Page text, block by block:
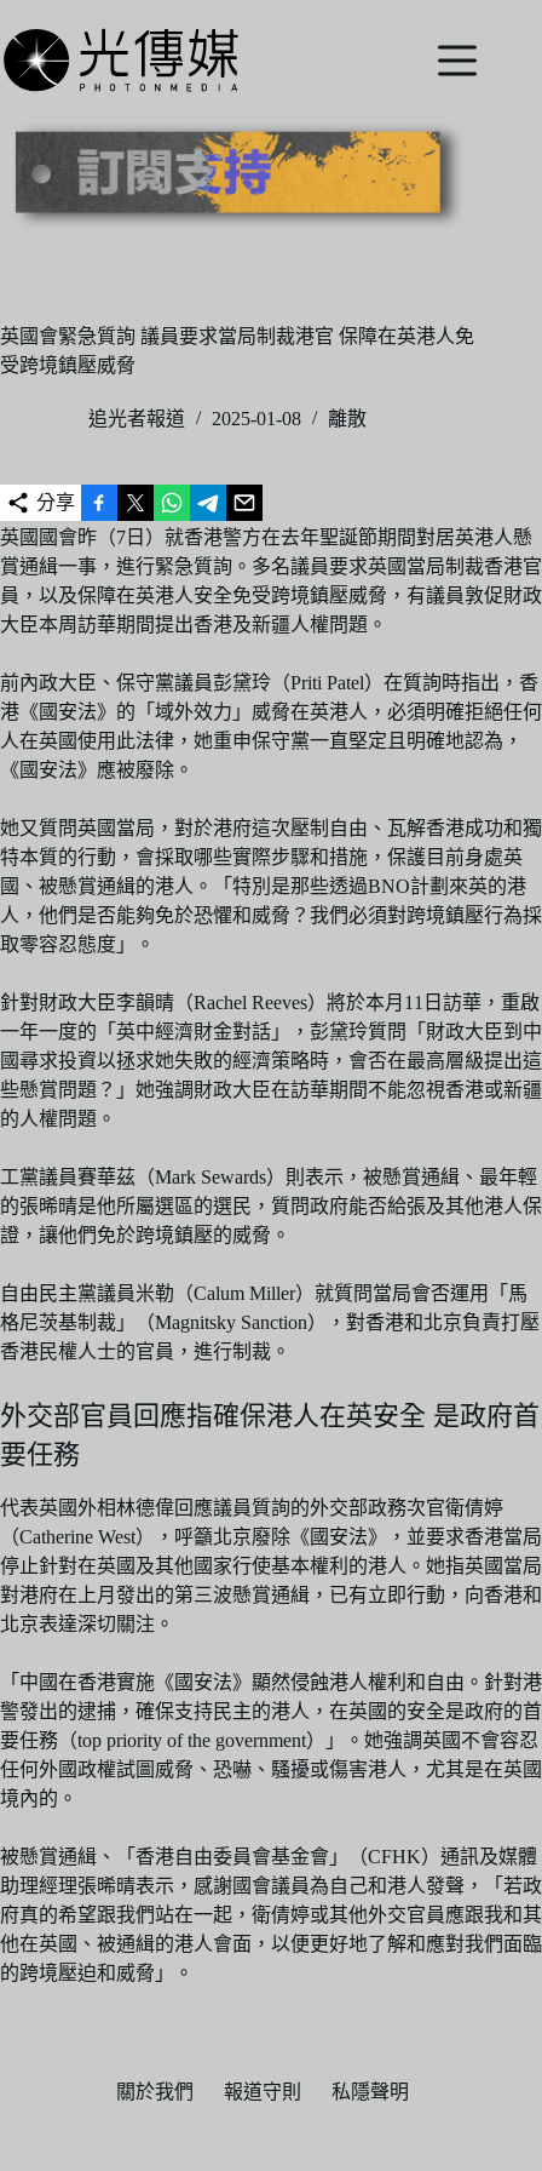
至
主
內
英國會緊急質詢 議員要求當局制裁港官 保障在英港人免
受跨境鎮壓威脅
追光者報道 2025-01-08 離散
分享
英國國會昨（7日）就香港警方在去年聖誕節期間對居英港人懸
賞通緝一事，進行緊急質詢。多名議員要求英國當局制裁香港官
員，以及保障在英港人安全免受跨境鎮壓威脅，有議員敦促財政
大臣本周訪華期間提出香港及新疆人權問題。
前內政大臣、保守黨議員彭黛玲（Priti Patel）在質詢時指出，香
港《國安法》的「域外效力」威脅在英港人，必須明確拒絕任何
人在英國使用此法律，她重申保守黨一直堅定且明確地認為，
《國安法》應被廢除。
她又質問英國當局，對於港府這次壓制自由、瓦解香港成功和獨
特本質的行動，會採取哪些實際步驟和措施，保護目前身處英
國、被懸賞通緝的港人。「特別是那些透過BNO計劃來英的港
人，他們是否能夠免於恐懼和威脅？我們必須對跨境鎮壓行為採
取零容忍態度」。
針對財政大臣李韻晴（Rachel Reeves）將於本月11日訪華，重啟
一年一度的「英中經濟財金對話」，彭黛玲質問「財政大臣到中
國尋求投資以拯求她失敗的經濟策略時，會否在最高層級提出這
些懸賞問題？」她強調財政大臣在訪華期間不能忽視香港或新疆
的人權問題。
工黨議員賽華茲（Mark Sewards）則表示，被懸賞通緝、最年輕
的張晞晴是他所屬選區的選民，質問政府能否給張及其他港人保
證，讓他們免於跨境鎮壓的威脅。
自由民主黨議員米勒（Calum Miller）就質問當局會否運用「馬
格尼茨基制裁」（Magnitsky Sanction），對香港和北京負責打壓
香港民權人士的官員，進行制裁。
外交部官員回應指確保港人在英安全 是政府首
要任務
代表英國外相林德偉回應議員質詢的外交部政務次官衛倩婷
（Catherine West），呼籲北京廢除《國安法》，並要求香港當局
停止針對在英國及其他國家行使基本權利的港人。她指英國當局
對港府在上月發出的第三波懸賞通緝，已有立即行動，向香港和
北京表達深切關注。
「中國在香港實施《國安法》顯然侵蝕港人權利和自由。針對港
警發出的逮捕，確保支持民主的港人，在英國的安全是政府的首
要任務（top priority of the government）」。她強調英國不會容忍
任何外國政權試圖威脅、恐嚇、騷擾或傷害港人，尤其是在英國
境內的。
被懸賞通緝、「香港自由委員會基金會」（CFHK）通訊及媒體
助理經理張晞晴表示，感謝國會議員為自己和港人發聲，「若政
府真的希望跟我們站在一起，衛倩婷或其他外交官員應跟我和其
他在英國、被通緝的港人會面，以便更好地了解和應對我們面臨
的跨境壓迫和威脅」。
關於我們 報道守則 私隱聲明